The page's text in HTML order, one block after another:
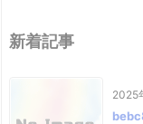
新着記事
2025